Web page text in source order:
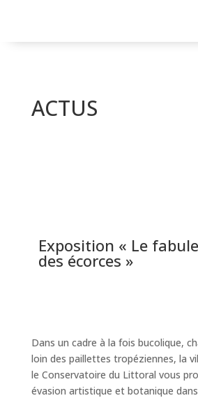
ACTUS
Exposition « Le
des écorces »
Dans un cadre à la fois bucolique,
loin des paillettes tropéziennes, la
le Conservatoire du Littoral vous
évasion artistique et botanique